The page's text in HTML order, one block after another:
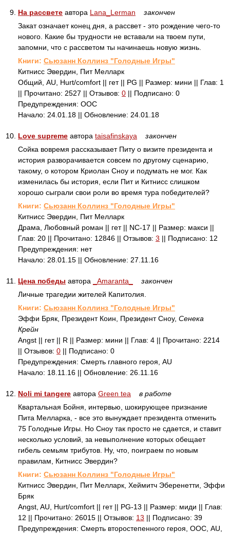
9. На рассвете автора Lana_Lerman
закончен
Закат означает конец дня, а рассвет - это рождение чего-то
нового. Какие бы трудности не вставали на твоем пути,
запомни, что с рассветом ты начинаешь новую жизнь.
Книги: Сьюзанн Коллинз "Голодные Игры"
Китнисс Эвердин, Пит Мелларк
Общий, AU, Hurt/comfort || гет || PG || Размер: мини || Глав: 1
|| Прочитано: 2527 || Отзывов: 0 || Подписано: 0
Предупреждения: ООС
Начало: 24.01.18 || Обновление: 24.01.18
10. Love supreme автора taisafinskaya
закончен
Сойка вовремя рассказывает Питу о визите президента и
история разворачивается совсем по другому сценарию,
такому, о котором Криолан Сноу и подумать не мог. Как
изменилась бы история, если Пит и Китнисс слишком
хорошо сыграли свои роли во время тура победителей?
Книги: Сьюзанн Коллинз "Голодные Игры"
Китнисс Эвердин, Пит Мелларк
Драма, Любовный роман || гет || NC-17 || Размер: макси ||
Глав: 20 || Прочитано: 12846 || Отзывов: 3 || Подписано: 12
Предупреждения: нет
Начало: 28.01.15 || Обновление: 27.11.16
11. Цена победы автора _Amaranta_
закончен
Личные трагедии жителей Капитолия.
Книги: Сьюзанн Коллинз "Голодные Игры"
Эффи Бряк, Президент Коин, Президент Сноу, Сенека
Крейн
Angst || гет || R || Размер: мини || Глав: 4 || Прочитано: 2214
|| Отзывов: 0 || Подписано: 0
Предупреждения: Смерть главного героя, AU
Начало: 18.11.16 || Обновление: 26.11.16
12. Noli mi tangere автора Green tea
в работе
Квартальная Бойня, интервью, шокирующее признание
Пита Мелларка, - все это вынуждает президента отменить
75 Голодные Игры. Но Сноу так просто не сдается, и ставит
несколько условий, за невыполнение которых обещает
гибель семьям трибутов. Ну, что, поиграем по новым
правилам, Китнисс Эвердин?
Книги: Сьюзанн Коллинз "Голодные Игры"
Китнисс Эвердин, Пит Мелларк, Хеймитч Эберенетти, Эффи
Бряк
Angst, AU, Hurt/comfort || гет || PG-13 || Размер: миди || Глав:
12 || Прочитано: 26015 || Отзывов: 13 || Подписано: 39
Предупреждения: Смерть второстепенного героя, ООС, AU,